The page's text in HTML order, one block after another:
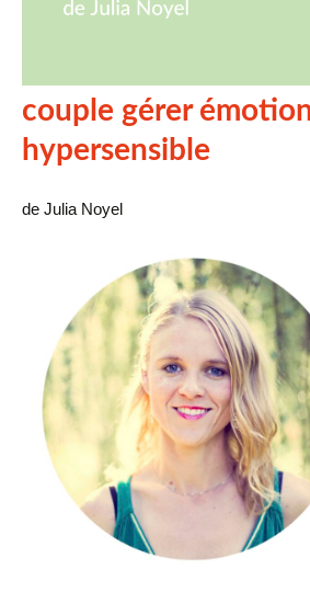
couple gérer
hypersensible
de Julia Noyel